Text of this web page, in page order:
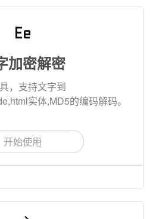
加密解密
，支持文字到
实体,MD5的编码解码。
开始使用